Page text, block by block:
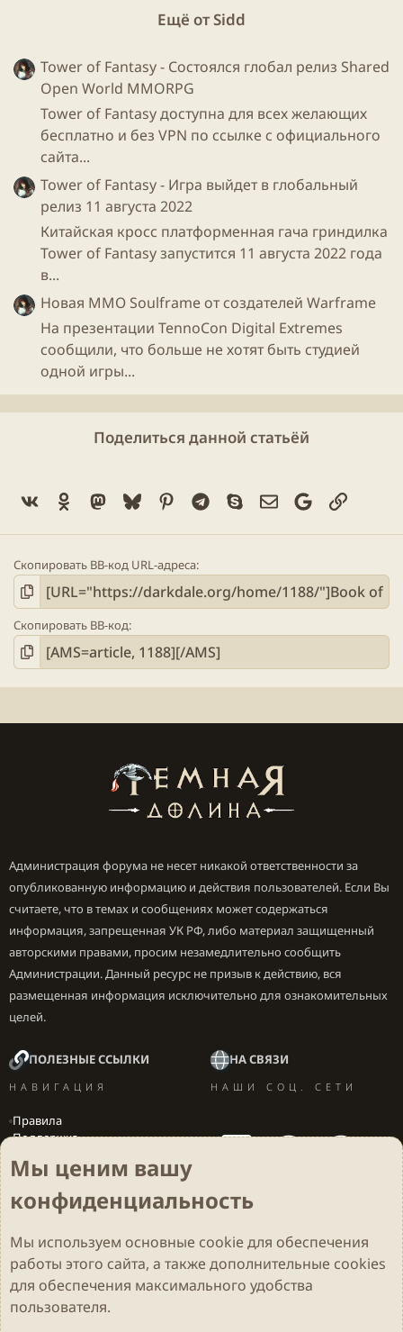
Для просмотра этого контента нам потребуется ваше
Более подробную информацию можно найти на нашей
странице файлов cookie
Принимать сторонние файлы Cookie
Хочется верить, что мы увидим нечто атмосферное,
похожее на кенши, только в мирном русле.​
Ещё от Sidd
Tower of Fantasy - Состоялся глобал релиз Shared
Open World MMORPG
Tower of Fantasy доступна для всех желающих
бесплатно и без VPN по ссылке с официального
сайта...
Tower of Fantasy - Игра выйдет в глобальный
релиз 11 августа 2022
Китайская кросс платформенная гача гриндилка
Tower of Fantasy запустится 11 августа 2022 года
в...
Новая ММО Soulframe от создателей Warframe
На презентации TennoCon Digital Extremes
сообщили, что больше не хотят быть студией
одной игры...
Поделиться данной статьёй
Vk Ok Mastodon
BlueskyPinterestTelegram
SkypeЭлектронная
GoogleСсылка
Скопировать BB-код URL-адреса
Скопировать BB-код
Администрация форума не несет никакой ответственности за
опубликованную информацию и действия пользователей. Если Вы
считаете, что в темах и сообщениях может содержаться
информация, запрещенная УК РФ, либо материал защищенный
авторскими правами, просим незамедлительно сообщить
Администрации. Данный ресурс не призыв к действию, вся
размещенная информация исключительно для ознакомительных
целей.
ПОЛЕЗНЫЕ ССЫЛКИ
НАВИГАЦИЯ
Правила
Поддержка
Локализация игр
НА СВЯЗИ
НАШИ СОЦ. СЕТИ
Cookies Darkdale - Основа [v.2.3.2 rc1] 🔥
Русский (RU)
Обратная связь
Условия и правила
Политика конфиденциальности
Помощь
R
Мы ценим вашу
конфиденциальность
Мы используем основные cookieдля обеспечения
работы этого сайта, а также дополнительные cookies
для обеспечения максимального удобства
пользователя.